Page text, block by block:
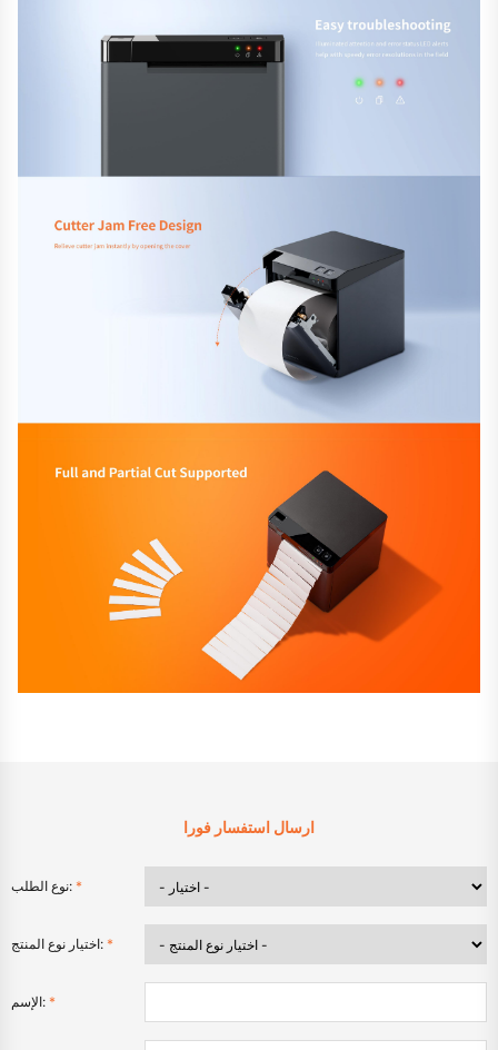
ارسال استفسار فورا
نوع الطلب: *
اختيار نوع المنتج: *
الإسم: *